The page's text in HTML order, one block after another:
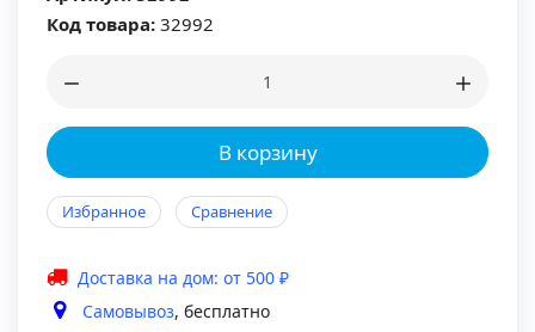
Код товара: 32992
В корзину
Избранное Сравнение
Доставка на дом: от 500 ₽
Самовывоз, бесплатно